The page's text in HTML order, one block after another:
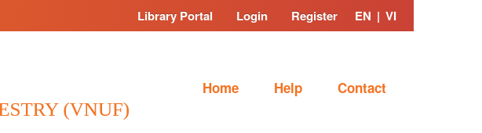
Library Portal Login Register EN | VI
Home Help Contact